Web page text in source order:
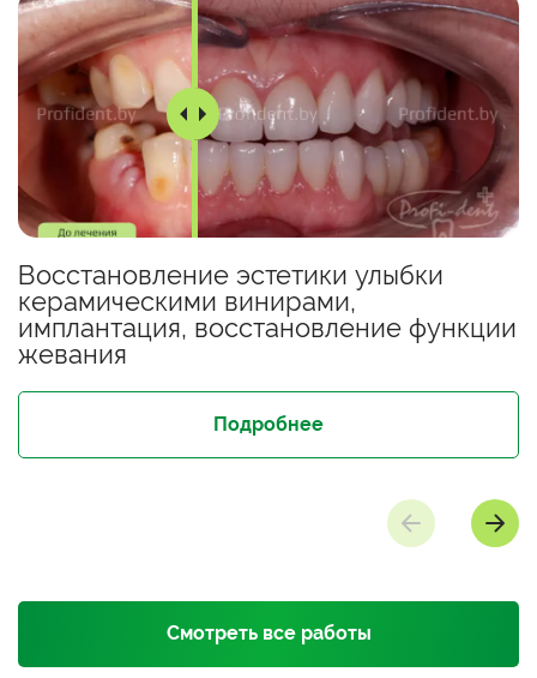
Смотреть все работы
Восстановление эстетики улыбки
керамическими винирами,
имплантация, восстановление функции
жевания
Подробнее